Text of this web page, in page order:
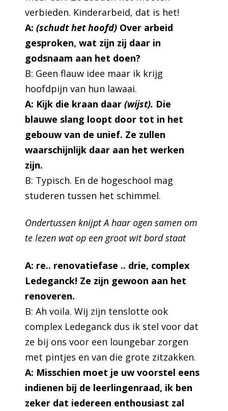
verbieden. Kinderarbeid, dat is het!
A:(schudt het hoofd) Over arbeid
gesproken, wat zijn zij daar in
godsnaam aan het doen?
B: Geen flauw idee maar ik krijg
hoofdpijn van hun lawaai.
A: Kijk die kraan daar(wijst). Die
blauwe slang loopt door tot in het
gebouw van de unief. Ze zullen
waarschijnlijk daar aan het werken
zijn.
B: Typisch. En de hogeschool mag
studeren tussen het schimmel.
Ondertussen knijpt A haar ogen samen om
te lezen wat op een groot wit bord staat
A: re.. renovatiefase .. drie, complex
Ledeganck! Ze zijn gewoon aan het
renoveren.
B: Ah voila. Wij zijn tenslotte ook
complex Ledeganck dus ik stel voor dat
ze bij ons voor een loungebar zorgen
met pintjes en van die grote zitzakken.
A: Misschien moet je uw voorstel eens
indienen bij de leerlingenraad, ik ben
zeker dat iedereen enthousiast zal